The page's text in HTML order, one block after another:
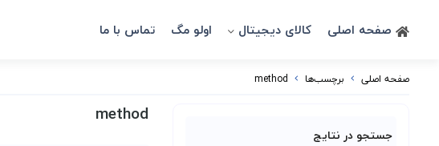
صفحه اصلی کالای دیجیتال اولو مگ تماس با ما
صفحه اصلی برچسب‌ها method
جستجو در نتایج
method